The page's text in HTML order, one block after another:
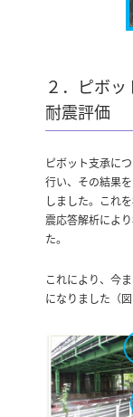
２．ピボ
耐震評価
ピボット支承に
行い、その結果
しました。これ
震応答解析によ
た。
これにより、今
になりました（図